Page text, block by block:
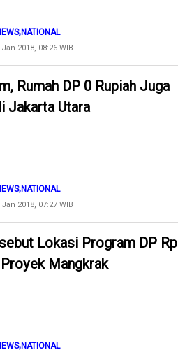
,NATIONAL
2018, 08:26 WIB
Rumah DP 0 Rupiah Juga
Jakarta Utara
,NATIONAL
2018, 07:27 WIB
Lokasi Program DP Rp
Mangkrak
,NATIONAL